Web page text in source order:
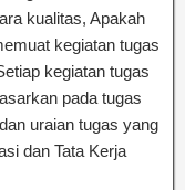
kualitas, Apakah
kegiatan tugas
kegiatan tugas
pada tugas
uraian tugas yang
dan Tata Kerja